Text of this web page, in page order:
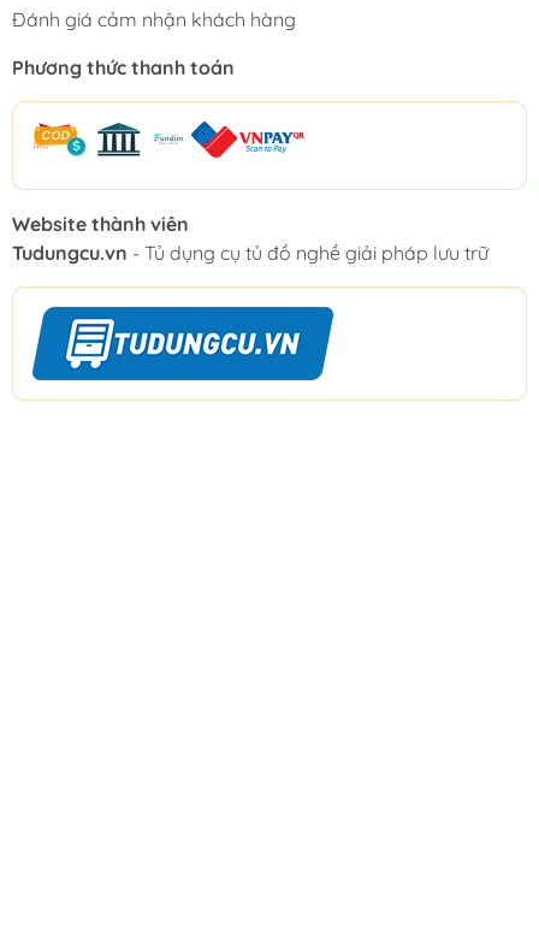
Đánh giá cảm nhận khách hàng
Phương thức thanh toán
Website thành viên
Tudungcu.vn - Tủ dụng cụ tủ đồ nghề giải pháp lưu trữ